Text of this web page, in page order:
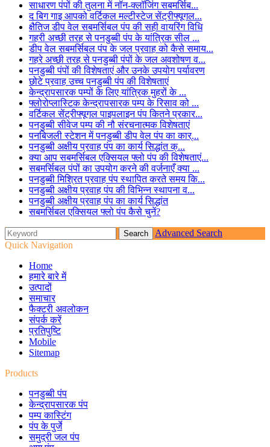
साधारण पंपों की तुलना में नॉन-क्लॉजिंग सबमर्सिब...
द बिग गाइ आपको वर्टिकल मल्टीस्टेज सेंट्रीफ्यूगल...
क्षैतिज डीप वेल सबमर्सिबल पंप की सही वायरिंग विधि
गहरी अच्छी तरह से पनडुब्बी पंप के यांत्रिक सील ...
डीप वेल सबमर्सिबल पंप के जल प्रवाह को कैसे समाय...
गहरे अच्छी तरह से पनडुब्बी पंपों के जल अवशोषण व...
पनडुब्बी पंपों की विशेषताएं और उनके उपयोग पर्यावरण
छोटे प्रवाह उच्च पनडुब्बी पंप की विशेषताएं
केन्द्रापसारक पम्पों के लिए यांत्रिक मुहरों के ...
फ्लोरोप्लास्टिक केन्द्रापसारक पम्प के रिसाव को ...
वर्टिकल सेंट्रीफ्यूगल पाइपलाइन पंप कितने प्रकार...
पनडुब्बी सीवेज पम्प की नौ संरचनात्मक विशेषताएं
पनबिजली स्टेशन में पनडुब्बी डीप वेल पंप का कार्...
पनडुब्बी अक्षीय प्रवाह पंप का कार्य सिद्धांत क्...
क्या आप सबमर्सिबल एक्सियल फ्लो पंप की विशेषताएं...
सबमर्सिबल पंपों का उपयोग करने की वर्जनाएँ क्या ...
पनडुब्बी मिश्रित प्रवाह पंप स्थापित करते समय कि...
पनडुब्बी अक्षीय प्रवाह पंप की विभिन्न स्थापना व...
पनडुब्बी अक्षीय प्रवाह पंप का कार्य सिद्धांत
सबमर्सिबल एक्सियल फ्लो पंप कैसे चुनें?
Advanced Search
Quick Navigation
Home
हमारे बारे में
उत्पादों
समाचार
फैक्टरी अवलोकन
संपर्क करें
प्रतिपुष्टि
Mobile
Sitemap
Products
पनडुब्बी पंप
केन्द्रापसारक पंप
पम्प कास्टिंग
पंप के पुर्जे
समुद्री जल पंप